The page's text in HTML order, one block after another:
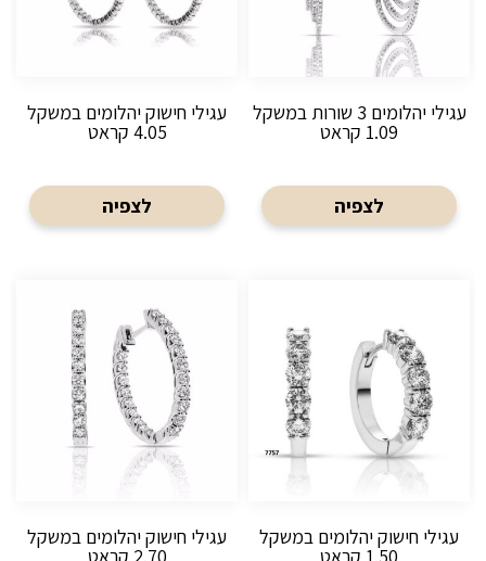
עגילי יהלומים 3 שורות במשקל
1.09 קראט
לצפיה
עגילי חישוק יהלומים במשקל
4.05 קראט
לצפיה
עגילי חישוק יהלומים במשקל עגילי חישוק יהלומים במשקל